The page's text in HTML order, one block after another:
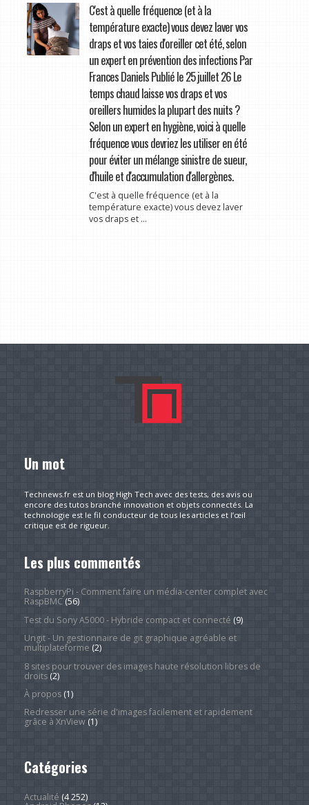
C'est à quelle fréquence (et à la
température exacte) vous devez laver vos
draps et vos taies d'oreiller cet été, selon
un expert en prévention des infections Par
Frances Daniels Publié le 25 juillet 26 Le
temps chaud laisse vos draps et vos
oreillers humides la plupart des nuits ?
Selon un expert en hygiène, voici à quelle
fréquence vous devriez les utiliser en été
pour éviter un mélange sinistre de sueur,
d'huile et d'accumulation d'allergènes.
C'est à quelle fréquence (et à la
température exacte) vous devez laver
vos draps et ...
Un mot
Technews.fr est un blog High Tech avec des tests, des avis ou
encore des tutos branché innovation et objets connectés. La
technologie est le fil conducteur de tous les articles et l’œil
critique est de rigueur.
Les plus commentés
RaspberryPi - Comment faire un média-center complet avec
RaspBMC(56)
Test du Sony A5000 - Hybride compact et connecté (9)
Ungit - Un gestionnaire de git graphique agréable et
multiplateforme (2)
8 sites pour trouver des images haute résolution libres de
droits(2)
À propos(1)
Redresser une série d'images facilement et rapidement
grâce à XnView(1)
Catégories
Actualité (4 252)